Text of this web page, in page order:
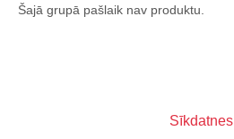
Šajā grupā pašlaik nav produktu.
Sīkdatnes